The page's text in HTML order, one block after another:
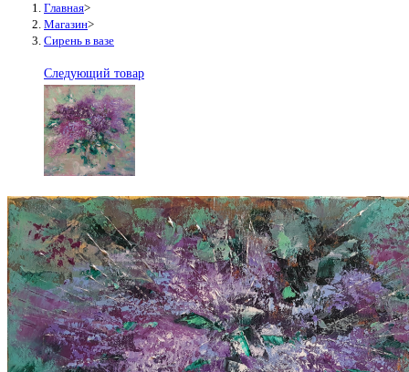
Главная>
Магазин>
Сирень в вазе
Следующий товар